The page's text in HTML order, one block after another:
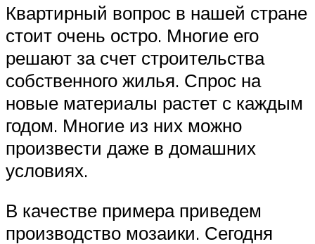
Квартирный вопрос в нашей стране
стоит очень остро. Многие его
решают за счет строительства
собственного жилья. Спрос на
новые материалы растет с каждым
годом. Многие из них можно
произвести даже в домашних
условиях.
В качестве примера приведем
производство мозаики. Сегодня